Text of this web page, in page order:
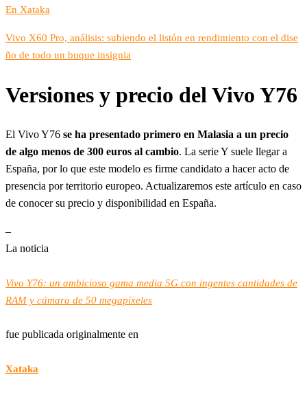
En Xataka
Vivo X60 Pro, análisis: subiendo el listón en rendimiento con el dise
ño de todo un buque insignia
Versiones y precio del Vivo Y76
El Vivo Y76 se ha presentado primero en Malasia a un precio
de algo menos de 300 euros al cambio. La serie Y suele llegar a
España, por lo que este modelo es firme candidato a hacer acto de
presencia por territorio europeo. Actualizaremos este artículo en caso
de conocer su precio y disponibilidad en España.
–
La noticia
Vivo Y76: un ambicioso gama media 5G con ingentes cantidades de
RAM y cámara de 50 megapíxeles
fue publicada originalmente en
Xataka